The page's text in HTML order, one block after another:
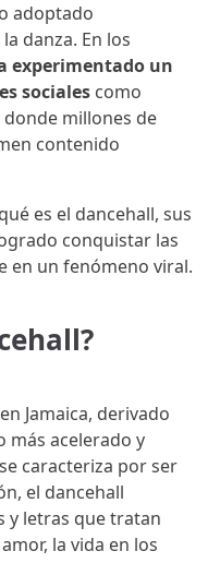
adoptado
danza. En los
experimentado un
sociales como
donde millones de
contenido
es el dancehall, sus
conquistar las
en un fenómeno viral.
Jamaica, derivado
más acelerado y
caracteriza por ser
el dancehall
y letras que tratan
la vida en los